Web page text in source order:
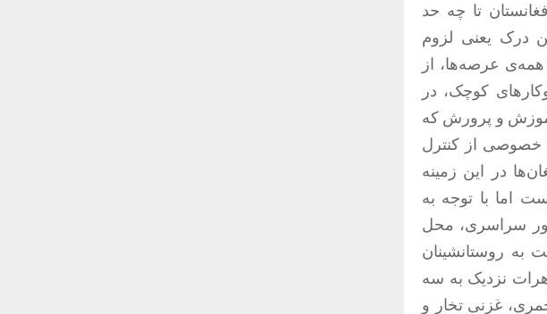
تا چه حد
درک یعنی لزوم
عرصه‌ها، از
کوچک، در
آموزش و پرورش که
خصوصی از کنترل
در این زمینه
اما با توجه به
سراسری، محل
به روستانشینان
نزدیک به سه
غزنی تخار و